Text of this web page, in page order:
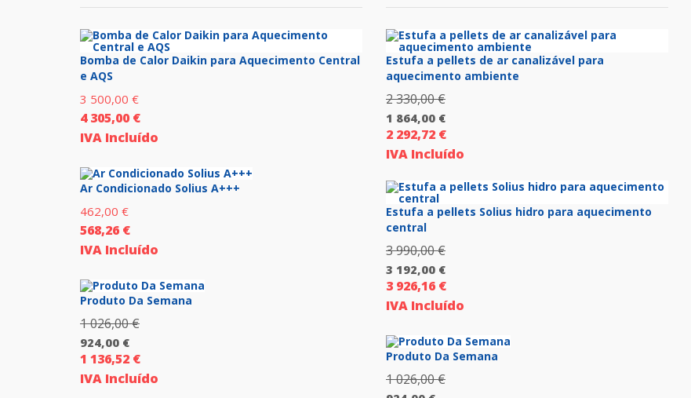
Bomba de Calor Daikin para Aquecimento Central
e AQS
3 500,00 €
4 305,00 €
IVA Incluído
Ar Condicionado Solius A+++
462,00 €
568,26 €
IVA Incluído
Produto Da Semana
1 026,00€O
original
924,00 €
O
preço
1 136,52 €
IVA Incluído
Estufa a pellets de ar canalizável para
aquecimento ambiente
2 330,00€O
preço
original
2
330,00 €.
1 864,00 €
O
preço
atual
1
864,00 €.
2 292,72 €
IVA Incluído
Estufa a pellets Solius hidro para aquecimento
central
3 990,00€O
preço
original
3
990,00 €.
3 192,00 €
O
preço
atual
é:
3
3 926,16 €
IVA Incluído
Produto Da Semana
1 026,00€O